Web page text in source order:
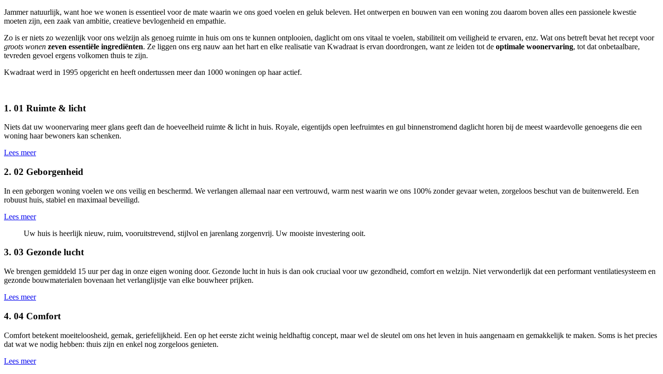
Jammer natuurlijk, want hoe we wonen is essentieel voor de mate waarin we ons goed voelen en geluk beleven. Het ontwerpen en bouwen van een woning zou daarom boven alles een passionele kwestie
moeten zijn, een zaak van ambitie, creatieve bevlogenheid en empathie.
Zo is er niets zo wezenlijk voor ons welzijn als genoeg ruimte in huis om ons te kunnen ontplooien, daglicht om ons vitaal te voelen, stabiliteit om veiligheid te ervaren, enz. Wat ons betreft bevat het recept voor
groots wonen zeven essentiële ingrediënten. Ze liggen ons erg nauw aan het hart en elke realisatie van Kwadraat is ervan doordrongen, want ze leiden tot de optimale woonervaring, tot dat onbetaalbare,
tevreden gevoel ergens volkomen thuis te zijn.
Kwadraat werd in 1995 opgericht en heeft ondertussen meer dan 1000 woningen op haar actief.
1. 01 Ruimte & licht
Niets dat uw woonervaring meer glans geeft dan de hoeveelheid ruimte & licht in huis. Royale, eigentijds open leefruimtes en gul binnenstromend daglicht horen bij de meest waardevolle genoegens die een
woning haar bewoners kan schenken.
Lees meer
2. 02 Geborgenheid
In een geborgen woning voelen we ons veilig en beschermd. We verlangen allemaal naar een vertrouwd, warm nest waarin we ons 100% zonder gevaar weten, zorgeloos beschut van de buitenwereld. Een
robuust huis, stabiel en maximaal beveiligd.
Lees meer
Uw huis is heerlijk nieuw, ruim, vooruitstrevend, stijlvol en jarenlang zorgenvrij. Uw mooiste investering ooit.
3. 03 Gezonde lucht
We brengen gemiddeld 15 uur per dag in onze eigen woning door. Gezonde lucht in huis is dan ook cruciaal voor uw gezondheid, comfort en welzijn. Niet verwonderlijk dat een performant ventilatiesysteem en
gezonde bouwmaterialen bovenaan het verlanglijstje van elke bouwheer prijken.
Lees meer
4. 04 Comfort
Comfort betekent moeiteloosheid, gemak, geriefelijkheid. Een op het eerste zicht weinig heldhaftig concept, maar wel de sleutel om ons het leven in huis aangenaam en gemakkelijk te maken. Soms is het precies
dat wat we nodig hebben: thuis zijn en enkel nog zorgeloos genieten.
Lees meer